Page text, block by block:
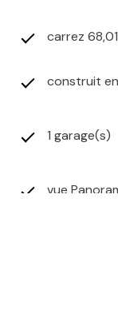
carrez
construit
1 garage(s)
vue